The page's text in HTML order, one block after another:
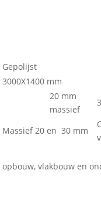
Gepolijst
3000X1400 mm
20 mm
massief
Massief 20 en 30 mm
opbouw, vlakbouw en